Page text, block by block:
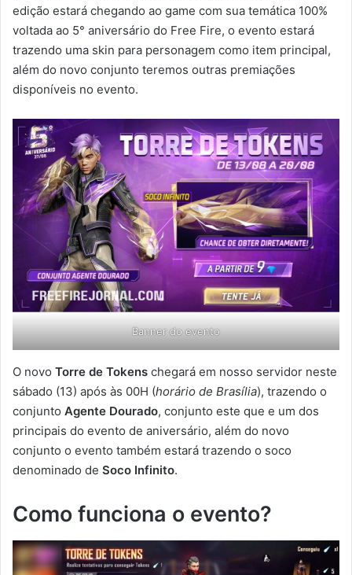
edição estará chegando ao game com sua temática 100%
voltada ao 5° aniversário do Free Fire, o evento estará
trazendo uma skin para personagem como item principal,
além do novo conjunto teremos outras premiações
disponíveis no evento.
Banner do evento
O novo Torre de Tokens chegará em nosso servidor neste
sábado (13) após às 00H (horário de Brasília), trazendo o
conjunto Agente Dourado, conjunto este que e um dos
principais do evento de aniversário, além do novo
conjunto o evento também estará trazendo o soco
denominado de Soco Infinito.
Como funciona o evento?